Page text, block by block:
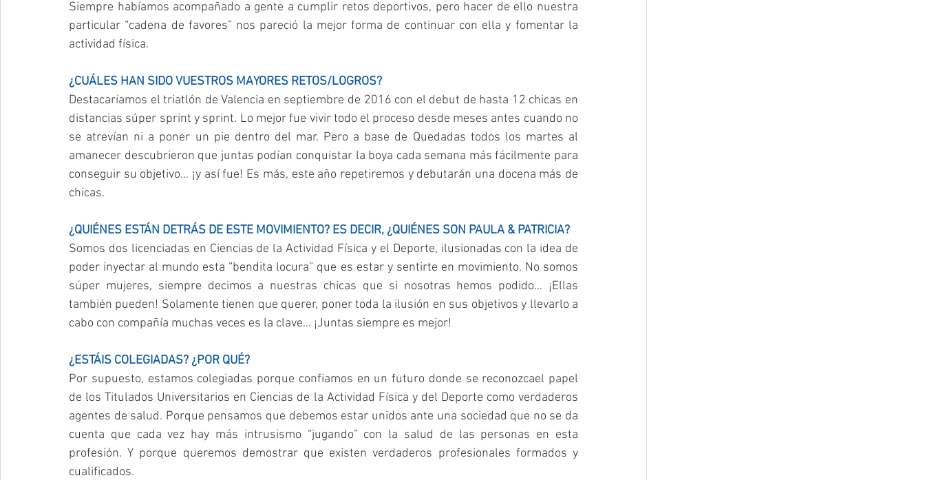
Siempre habíamos acompañado a gente a cumplir retos deportivos, pero hacer de ello nuestra
particular “cadena de favores” nos pareció la mejor forma de continuar con ella y fomentar la
actividad física.
¿CUÁLES HAN SIDO VUESTROS MAYORES RETOS/LOGROS?
Destacaríamos el triatlón de Valencia en septiembre de 2016 con el debut de hasta 12 chicas en
distancias súper sprint y sprint. Lo mejor fue vivir todo el proceso desde meses antes cuando no
se atrevían ni a poner un pie dentro del mar. Pero a base de Quedadas todos los martes al
amanecer descubrieron que juntas podían conquistar la boya cada semana más fácilmente para
conseguir su objetivo… ¡y así fue! Es más, este año repetiremos y debutarán una docena más de
chicas.
¿QUIÉNES ESTÁN DETRÁS DE ESTE MOVIMIENTO? ES DECIR, ¿QUIÉNES SON PAULA & PATRICIA?
Somos dos licenciadas en Ciencias de la Actividad Física y el Deporte, ilusionadas con la idea de
poder inyectar al mundo esta “bendita locura” que es estar y sentirte en movimiento. No somos
súper mujeres, siempre decimos a nuestras chicas que si nosotras hemos podido… ¡Ellas
también pueden! Solamente tienen que querer, poner toda la ilusión en sus objetivos y llevarlo a
cabo con compañía muchas veces es la clave… ¡Juntas siempre es mejor!
¿ESTÁIS COLEGIADAS? ¿POR QUÉ?
Por supuesto, estamos colegiadas porque confiamos en un futuro donde se reconozcael papel
de los Titulados Universitarios en Ciencias de la Actividad Física y del Deporte como verdaderos
agentes de salud. Porque pensamos que debemos estar unidos ante una sociedad que no se da
cuenta que cada vez hay más intrusismo “jugando” con la salud de las personas en esta
profesión. Y porque queremos demostrar que existen verdaderos profesionales formados y
cualificados.